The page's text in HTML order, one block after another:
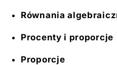
Równania
Procenty i proporcje
Proporcje